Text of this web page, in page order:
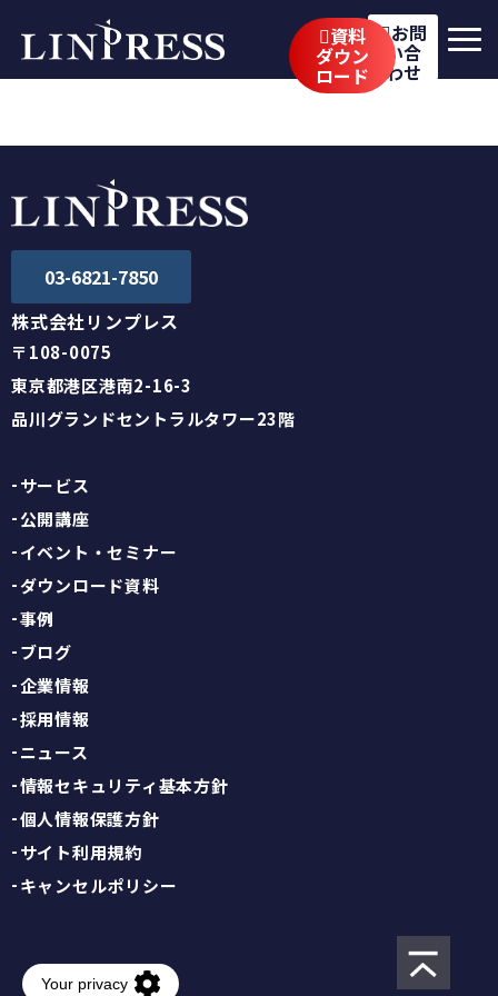
資料
ダウン
ロード
お問
い合
わせ
サービス
公開講座
イベント・セミナー
03-6821-7850
株式会社リンプレス
〒108-0075
東京都港区港南2-16-3
品川グランドセントラルタワー23階
サービス
公開講座
イベント・セミナー
ダウンロード資料
事例
ブログ
企業情報
採用情報
ニュース
情報セキュリティ基本方針
個人情報保護方針
サイト利用規約
キャンセルポリシー